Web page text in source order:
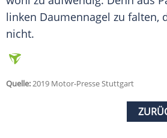
linken Daumennagel zu falten,
nicht.
Quelle:2019 Motor-Presse Stuttgart